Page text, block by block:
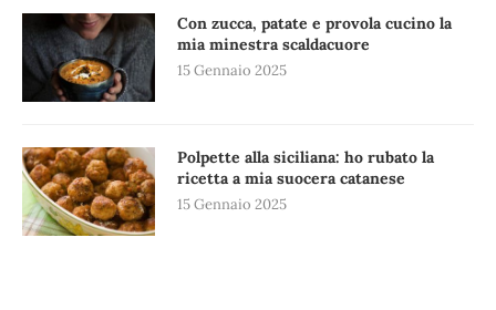
Con zucca, patate e provola cucino la
mia minestra scaldacuore
15 Gennaio 2025
Polpette alla siciliana: ho rubato la
ricetta a mia suocera catanese
15 Gennaio 2025